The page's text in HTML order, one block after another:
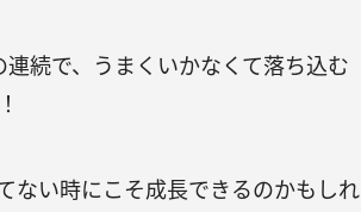
続で、うまくいかなくて落ち込む
ない時にこそ成長できるのかもしれ